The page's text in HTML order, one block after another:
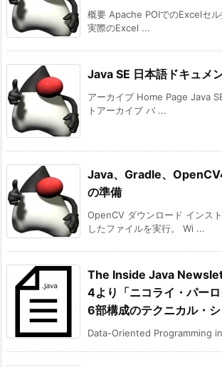
概要 Apache POIでのExcelセル
実際のExcel ...
Java SE 日本語ドキュメ
アーカイブ Home Page Java
トアーカイブ バ ...
Java、Gradle、
の準備
OpenCV ダウンロード インス
したファイルを実行。 Wi ...
The Inside Java
4より「ニコライ・パー
6部構成のテクニカル・シ
Data-Oriented Programming